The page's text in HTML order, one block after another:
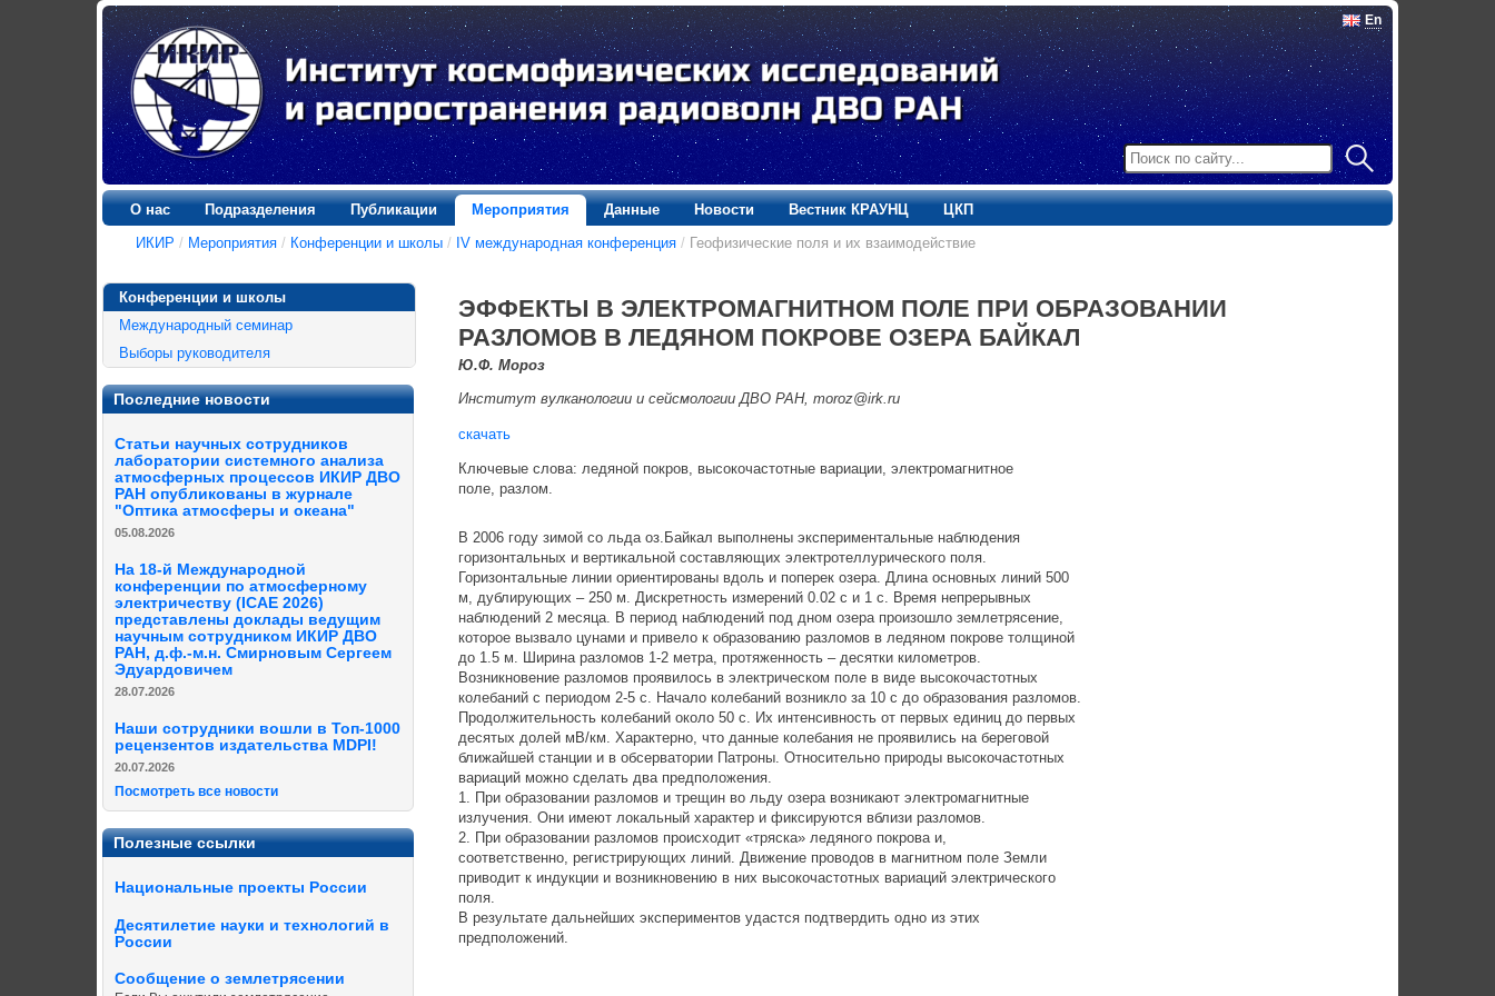
En
О нас Подразделения Публикации Мероприятия Данные Новости Вестник КРАУНЦ
ЦКП
ИКИР / Мероприятия / Конференции и школы / IV международная конференция / Геофизические поля и их взаимодействие
Конференции и школы
Международный семинар
Выборы руководителя
Последние новости
Статьи научных сотрудников
лаборатории системного анализа
атмосферных процессов ИКИР ДВО
РАН опубликованы в журнале
"Оптика атмосферы и океана"
05.08.2026
На 18-й Международной
конференции по атмосферному
электричеству (ICAE 2026)
представлены доклады ведущим
научным сотрудником ИКИР ДВО
РАН, д.ф.-м.н. Смирновым Сергеем
Эдуардовичем
28.07.2026
Наши сотрудники вошли в Топ-1000
рецензентов издательства MDPI!
20.07.2026
Посмотреть все новости
Полезные ссылки
Национальные проекты России
Десятилетие науки и технологий в
России
Сообщение о землетрясении
ЭФФЕКТЫ В ЭЛЕКТРОМАГНИТНОМ ПОЛЕ ПРИ ОБРАЗОВАНИИ
РАЗЛОМОВ В ЛЕДЯНОМ ПОКРОВЕ ОЗЕРА БАЙКАЛ
Ю.Ф. Мороз
Институт вулканологии и сейсмологии ДВО РАН, moroz@irk.ru
скачать
Ключевые слова: ледяной покров, высокочастотные вариации, электромагнитное
поле, разлом.
В 2006 году зимой со льда оз.Байкал выполнены экспериментальные наблюдения
горизонтальных и вертикальной составляющих электротеллурического поля.
Горизонтальные линии ориентированы вдоль и поперек озера. Длина основных линий 500
м, дублирующих – 250 м. Дискретность измерений 0.02 с и 1 с. Время непрерывных
наблюдений 2 месяца. В период наблюдений под дном озера произошло землетрясение,
которое вызвало цунами и привело к образованию разломов в ледяном покрове толщиной
до 1.5 м. Ширина разломов 1-2 метра, протяженность – десятки километров.
Возникновение разломов проявилось в электрическом поле в виде высокочастотных
колебаний с периодом 2-5 с. Начало колебаний возникло за 10 с до образования разломов.
Продолжительность колебаний около 50 с. Их интенсивность от первых единиц до первых
десятых долей мВ/км. Характерно, что данные колебания не проявились на береговой
ближайшей станции и в обсерватории Патроны. Относительно природы высокочастотных
вариаций можно сделать два предположения.
1. При образовании разломов и трещин во льду озера возникают электромагнитные
излучения. Они имеют локальный характер и фиксируются вблизи разломов.
2. При образовании разломов происходит «тряска» ледяного покрова и,
соответственно, регистрирующих линий. Движение проводов в магнитном поле Земли
приводит к индукции и возникновению в них высокочастотных вариаций электрического
поля.
В результате дальнейших экспериментов удастся подтвердить одно из этих
предположений.